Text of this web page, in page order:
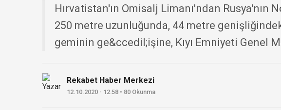
Hırvatistan'ın Omisalj Limanı'ndan Rusya'nın
250 metre uzunluğunda, 44 metre
geminin ge&ccedil;işine, Kıyı Emniyeti Genel
Rekabet Haber Merkezi
12.10.2020 - 12:58 • 80 Okunma